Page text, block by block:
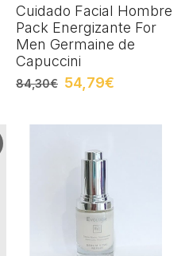
Cuidado Facial Hombre
Pack Energizante For
Men Germaine de
Capuccini
84,30€ 54,79€